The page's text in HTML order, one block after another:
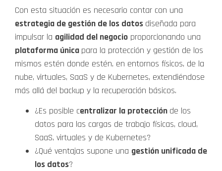
Con esta situación es necesario contar con una
estrategia de gestión de los datos diseñada para
impulsar la agilidad del negocio proporcionando una
plataforma única para la protección y gestión de los
mismos estén donde estén, en entornos físicos, de la
nube, virtuales, SaaS y de Kubernetes, extendiéndose
más allá del backup y la recuperación básicos.
¿Es posible centralizar la protección de los
datos para las cargas de trabajo físicas, cloud,
SaaS, virtuales y de Kubernetes?
¿Qué ventajas supone una gestión unificada de
los datos?